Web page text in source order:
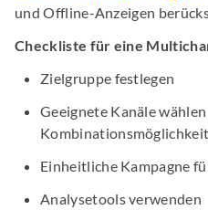
und Offline-Anzeigen
Checkliste für eine
Zielgruppe festlegen
Geeignete Kanäle
Einheitliche Kampagne
Analysetools verwenden